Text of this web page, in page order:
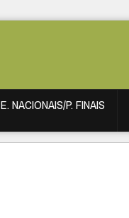
E. NACIONAIS/P. FINAIS